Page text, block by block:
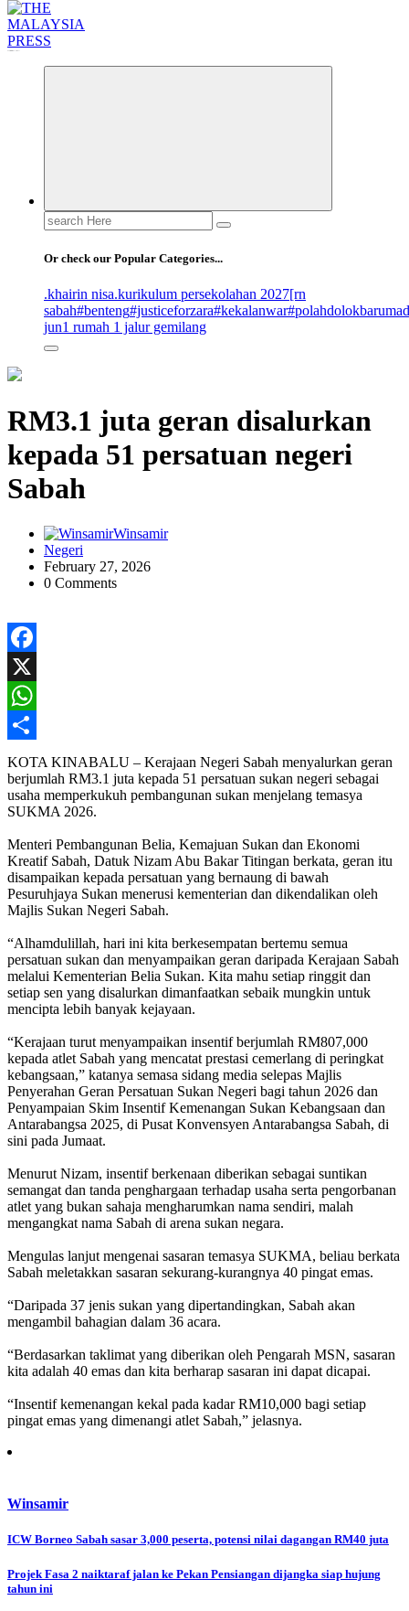
Search
for:
Or check our Popular Categories...
.khairin nisa.kurikulum persekolahan 2027[rn
sabah#benteng#justiceforzara#kekalanwar
jun1 rumah 1 jalur gemilang
RM3.1 juta geran disalurkan
kepada 51 persatuan negeri
Sabah
Winsamir
Negeri
February 27, 2026
0 Comments
Facebook
X
WhatsApp
Share
KOTA KINABALU – Kerajaan Negeri Sabah menyalurkan geran
berjumlah RM3.1 juta kepada 51 persatuan sukan negeri sebagai
usaha memperkukuh pembangunan sukan menjelang temasya
SUKMA 2026.
Menteri Pembangunan Belia, Kemajuan Sukan dan Ekonomi
Kreatif Sabah, Datuk Nizam Abu Bakar Titingan berkata, geran itu
disampaikan kepada persatuan yang bernaung di bawah
Pesuruhjaya Sukan menerusi kementerian dan dikendalikan oleh
Majlis Sukan Negeri Sabah.
“Alhamdulillah, hari ini kita berkesempatan bertemu semua
persatuan sukan dan menyampaikan geran daripada Kerajaan Sabah
melalui Kementerian Belia Sukan. Kita mahu setiap ringgit dan
setiap sen yang disalurkan dimanfaatkan sebaik mungkin untuk
mencipta lebih banyak kejayaan.
“Kerajaan turut menyampaikan insentif berjumlah RM807,000
kepada atlet Sabah yang mencatat prestasi cemerlang di peringkat
kebangsaan,” katanya semasa sidang media selepas Majlis
Penyerahan Geran Persatuan Sukan Negeri bagi tahun 2026 dan
Penyampaian Skim Insentif Kemenangan Sukan Kebangsaan dan
Antarabangsa 2025, di Pusat Konvensyen Antarabangsa Sabah, di
sini pada Jumaat.
Menurut Nizam, insentif berkenaan diberikan sebagai suntikan
semangat dan tanda penghargaan terhadap usaha serta pengorbanan
atlet yang bukan sahaja mengharumkan nama sendiri, malah
mengangkat nama Sabah di arena sukan negara.
Mengulas lanjut mengenai sasaran temasya SUKMA, beliau berkata
Sabah meletakkan sasaran sekurang-kurangnya 40 pingat emas.
“Daripada 37 jenis sukan yang dipertandingkan, Sabah akan
mengambil bahagian dalam 36 acara.
“Berdasarkan taklimat yang diberikan oleh Pengarah MSN, sasaran
kita adalah 40 emas dan kita berharap sasaran ini dapat dicapai.
“Insentif kemenangan kekal pada kadar RM10,000 bagi setiap
pingat emas yang dimenangi atlet Sabah,” jelasnya.
Winsamir
Post
navigation
ICW Borneo Sabah sasar 3,000 peserta, potensi nilai dagangan RM40 juta
Projek Fasa 2 naiktaraf jalan ke Pekan Pensiangan dijangka siap hujung
tahun ini